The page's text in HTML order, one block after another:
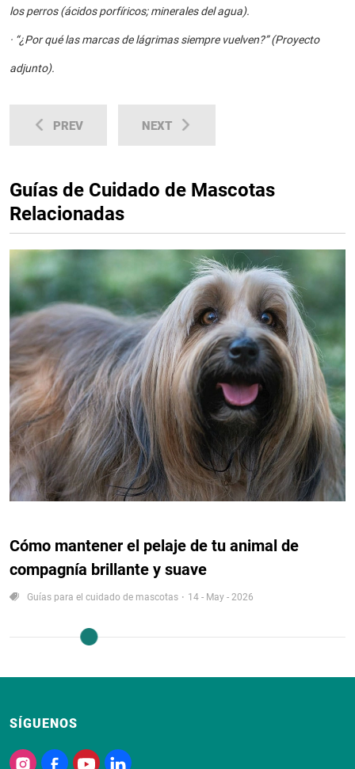
los perros (ácidos porfíricos; minerales del agua).
· “¿Por qué las marcas de lágrimas siempre vuelven?” (Proyecto
adjunto).
PREV NEXT
Guías de Cuidado de Mascotas
Relacionadas
Cómo mantener el pelaje de tu animal de
compagnía brillante y suave
Guías para el cuidado de mascotas 14 - May - 2026
SÍGUENOS